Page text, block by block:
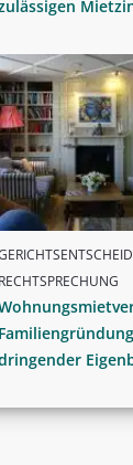
RECHTSPRECHUNG